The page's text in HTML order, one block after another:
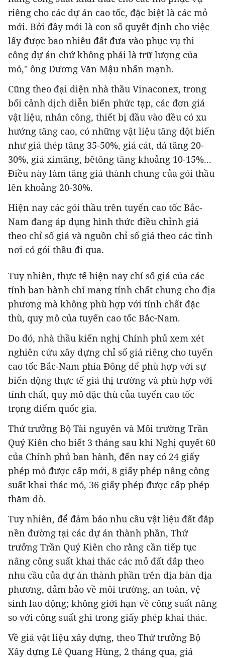
riêng cho các dự án cao tốc, đặc biệt là các mỏ
mới. Bởi đây mới là con số quyết định cho việc
lấy được bao nhiêu đất đưa vào phục vụ thi
công dự án chứ không phải là trữ lượng của
mỏ," ông Dương Văn Mậu nhấn mạnh.
Cũng theo đại diện nhà thầu Vinaconex, trong
bối cảnh dịch diễn biến phức tạp, các đơn giá
vật liệu, nhân công, thiết bị đầu vào đều có xu
hướng tăng cao, có những vật liệu tăng đột biến
như giá thép tăng 35-50%, giá cát, đá tăng 20-
30%, giá ximăng, bêtông tăng khoảng 10-15%...
Điều này làm tăng giá thành chung của gói thầu
lên khoảng 20-30%.
Hiện nay các gói thầu trên tuyến cao tốc Bắc-
Nam đang áp dụng hình thức điều chỉnh giá
theo chỉ số giá và nguồn chỉ số giá theo các tỉnh
nơi có gói thầu đi qua.
Tuy nhiên, thực tế hiện nay chỉ số giá của các
tỉnh ban hành chỉ mang tính chất chung cho địa
phương mà không phù hợp với tính chất đặc
thù, quy mô của tuyến cao tốc Bắc-Nam.
Do đó, nhà thầu kiến nghị Chính phủ xem xét
nghiên cứu xây dựng chỉ số giá riêng cho tuyến
cao tốc Bắc-Nam phía Đông để phù hợp với sự
biến động thực tế giá thị trường và phù hợp với
tính chất, quy mô đặc thù của tuyến cao tốc
trọng điểm quốc gia.
Thứ trưởng Bộ Tài nguyên và Môi trường Trần
Quý Kiên cho biết 3 tháng sau khi Nghị quyết 60
của Chính phủ ban hành, đến nay có 24 giấy
phép mỏ được cấp mới, 8 giấy phép nâng công
suất khai thác mỏ, 36 giấy phép được cấp phép
thăm dò.
Tuy nhiên, để đảm bảo nhu cầu vật liệu đất đắp
nền đường tại các dự án thành phần, Thứ
trưởng Trần Quý Kiên cho rằng cần tiếp tục
nâng công suất khai thác các mỏ đất đắp theo
nhu cầu của dự án thành phần trên địa bàn địa
phương, đảm bảo về môi trường, an toàn, vệ
sinh lao động; không giới hạn về công suất nâng
so với công suất ghi trong giấy phép khai thác.
Về giá vật liệu xây dựng, theo Thứ trưởng Bộ
Xây dựng Lê Quang Hùng, 2 tháng qua, giá